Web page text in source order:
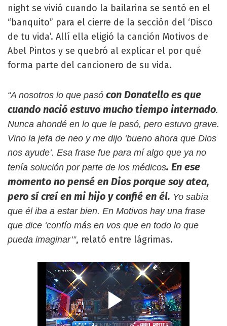
night se vivió cuando la bailarina se sentó en el
“banquito” para el cierre de la sección del ‘Disco
de tu vida’. Allí ella eligió la canción Motivos de
Abel Pintos y se quebró al explicar el por qué
forma parte del cancionero de su vida.
“A nosotros lo que pasó con Donatello es que
cuando nació estuvo mucho tiempo internado.
Nunca ahondé en lo que le pasó, pero estuvo grave.
Vino la jefa de neo y me dijo ‘bueno ahora que Dios
nos ayude’. Esa frase fue para mí algo que ya no
tenía solución por parte de los médicos. En ese
momento no pensé en Dios porque soy atea,
pero sí creí en mi hijo y confié en él. Yo sabía
que él iba a estar bien. En Motivos hay una frase
que dice ‘confío más en vos que en todo lo que
pueda imaginar’”, relató entre lágrimas.